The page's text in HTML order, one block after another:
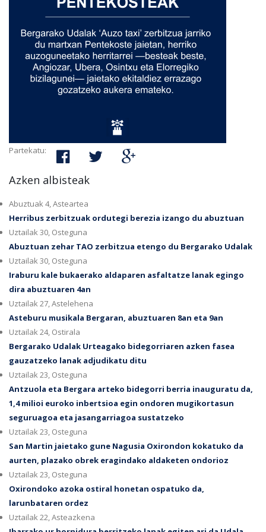
Partekatu:
Azken albisteak
Abuztuak 4, Asteartea
Herribus zerbitzuak ordutegi berezia izango du abuztuan
Uztailak 30, Osteguna
Abuztuan zehar TAO zerbitzua etengo du Bergarako Udalak
Uztailak 30, Osteguna
Iraburu kale bukaerako aldaparen asfaltatze lanak egingo
dira abuztuaren 4an
Uztailak 27, Astelehena
Asteburu musikala Bergaran, abuztuaren 8an eta 9an
Uztailak 24, Ostirala
Bergarako Udalak Urteagako bidegorriaren azken fasea
gauzatzeko lanak adjudikatu ditu
Uztailak 23, Osteguna
Antzuola eta Bergara arteko bidegorri berria inauguratu da,
1,4 milioi euroko inbertsioa egin ondoren mugikortasun
seguruagoa eta jasangarriagoa sustatzeko
Uztailak 23, Osteguna
San Martin jaietako gune Nagusia Oxirondon kokatuko da
aurten, plazako obrek eragindako aldaketen ondorioz
Uztailak 23, Osteguna
Oxirondoko azoka ostiral honetan ospatuko da,
larunbataren ordez
Uztailak 22, Asteazkena